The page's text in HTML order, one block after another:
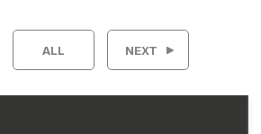
ALL NEXT